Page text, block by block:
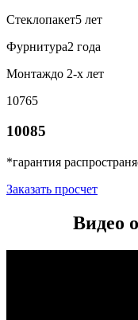
Стеклопакет5 лет
Фурнитура2 года
Монтаждо 2-х лет
10765
10085
*гарантия
Заказать просчет
Видео